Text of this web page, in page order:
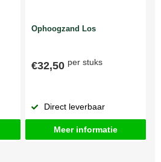
Ophoogzand Los
€32,50 per stuks
Direct leverbaar
Meer informatie